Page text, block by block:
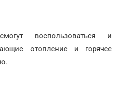
воспользоваться и
отопление и горячее